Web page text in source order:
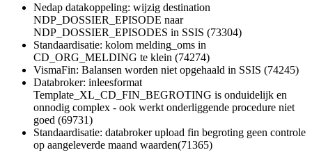
Nedap datakoppeling: wijzig destination
NDP_DOSSIER_EPISODE naar
NDP_DOSSIER_EPISODES in SSIS (73304)
Standaardisatie: kolom melding_oms in
CD_ORG_MELDING te klein (74274)
VismaFin: Balansen worden niet opgehaald in SSIS (74245)
Databroker: inleesformat
Template_XL_CD_FIN_BEGROTING is onduidelijk en
onnodig complex - ook werkt onderliggende procedure niet
goed (69731)
Standaardisatie: databroker upload fin begroting geen controle
op aangeleverde maand waarden(71365)